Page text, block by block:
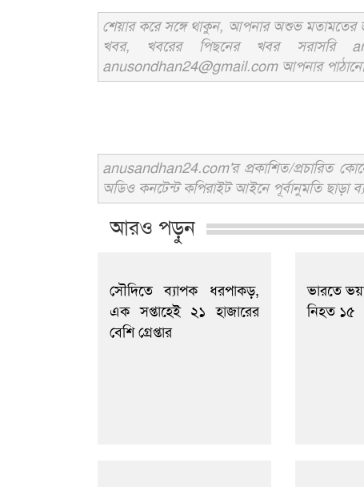
শেয়ার করে সঙ্গে থাকুন, আপনার অশুভ মতামতের
খবর, খবরের পিছনের খবর সরাসরি
anusondhan24@gmail.com আপনার পাঠানো
anusandhan24.com'র প্রকাশিত/প্রচারিত
অডিও কনটেন্ট কপিরাইট আইনে পূর্বানুমতি ছাড়া
আরও পড়ুন
সৌদিতে ব্যাপক ধরপাকড়,
এক সপ্তাহেই ২১ হাজারের
বেশি গ্রেপ্তার
ভারতে
নিহত ১৫